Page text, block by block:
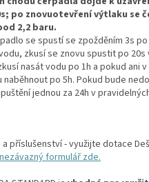
po znovuotevření výtlaku se
2,2 baru.
se spustí se zpožděním 3s
zkusí se znovu spustit po 20s
nasát vodu po 1h a pokud ani
po 5h. Pokud bude
jednou za 24h v
příslušenství - využijte dotace
nezávazný formulář zde.